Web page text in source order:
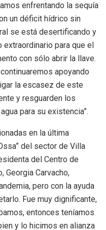
enfrentando la sequía
un déficit hídrico sin
se está desertificando y
para que el
con sólo abrir la llave.
apoyando
la escasez de este
y resguarden los
para su existencia”.
en la última
del sector de Villa
del Centro de
Georgia Carvacho,
pero con la ayuda
Fue muy dignificante,
entonces teníamos
y lo hicimos en alianza